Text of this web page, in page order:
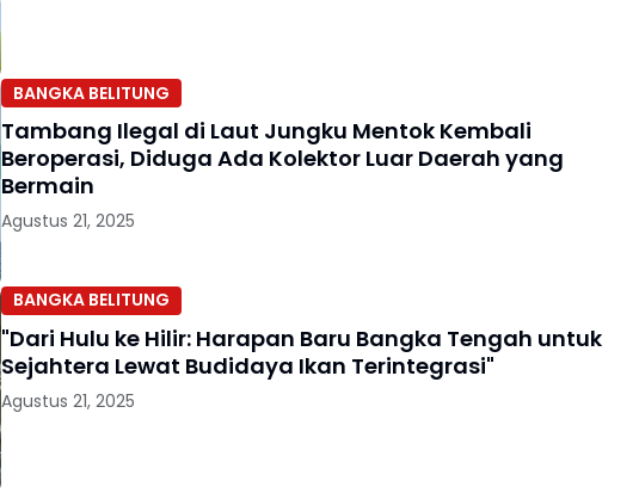
BANGKA BELITUNG
Tambang Ilegal di Laut Jungku Mentok Kembali
Beroperasi, Diduga Ada Kolektor Luar Daerah yang
Bermain
Agustus 21, 2025
BANGKA BELITUNG
"Dari Hulu ke Hilir: Harapan Baru Bangka Tengah untuk
Sejahtera Lewat Budidaya Ikan Terintegrasi"
Agustus 21, 2025